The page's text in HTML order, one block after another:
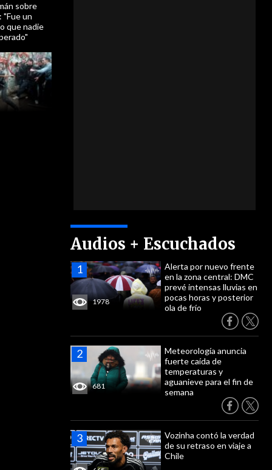
Audios + Escuchados
1978
Alerta por nuevo frente
en la zona central: DMC
prevé intensas lluvias en
pocas horas y posterior
ola de frío
681
Meteorología anuncia
fuerte caída de
temperaturas y
aguanieve para el fin de
semana
Vozinha contó la verdad
de su retraso en viaje a
Chile
sobre
"Fue un
que nadie